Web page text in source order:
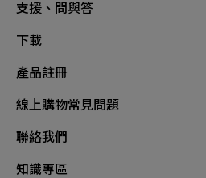
支援、問與答
下載
產品註冊
線上購物常見問題
聯絡我們
知識專區